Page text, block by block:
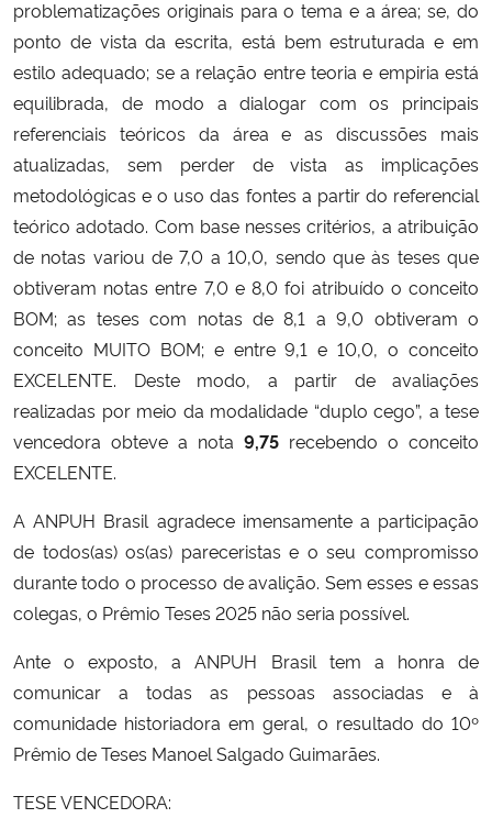
problematizações originais para o tema e a área; se, do
ponto de vista da escrita, está bem estruturada e em
estilo adequado; se a relação entre teoria e empiria está
equilibrada, de modo a dialogar com os principais
referenciais teóricos da área e as discussões mais
atualizadas, sem perder de vista as implicações
metodológicas e o uso das fontes a partir do referencial
teórico adotado. Com base nesses critérios, a atribuição
de notas variou de 7,0 a 10,0, sendo que às teses que
obtiveram notas entre 7,0 e 8,0 foi atribuído o conceito
BOM; as teses com notas de 8,1 a 9,0 obtiveram o
conceito MUITO BOM; e entre 9,1 e 10,0, o conceito
EXCELENTE. Deste modo, a partir de avaliações
realizadas por meio da modalidade “duplo cego”, a tese
vencedora obteve a nota 9,75 recebendo o conceito
EXCELENTE.
A ANPUH Brasil agradece imensamente a participação
de todos(as) os(as) pareceristas e o seu compromisso
durante todo o processo de avalição. Sem esses e essas
colegas, o Prêmio Teses 2025 não seria possível.
Ante o exposto, a ANPUH Brasil tem a honra de
comunicar a todas as pessoas associadas e à
comunidade historiadora em geral, o resultado do 10º
Prêmio de Teses Manoel Salgado Guimarães.
TESE VENCEDORA: